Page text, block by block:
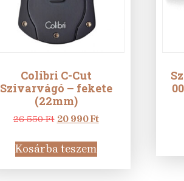
Colibri C-Cut
Szivarvágó – fekete
(22mm)
26 550Ft Original
was:
26
550 Ft.
20 990FtCurrent
990 Ft.
Kosárba teszem